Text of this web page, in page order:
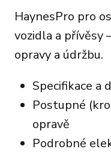
HaynesPro pro
vozidla a přívěsy
opravy a údržbu.
Specifikace a
Postupné
opravě
Podrobné